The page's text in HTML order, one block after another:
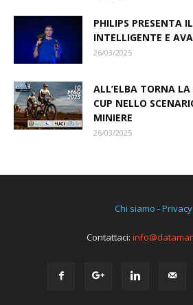
PHILIPS PRESENTA
INTELLIGENTE E
26/03/2025
ALL’ELBA TORNA LA
CUP NELLO
MINIERE
26/03/2025
Chi siamo - Privacy
Contattaci: